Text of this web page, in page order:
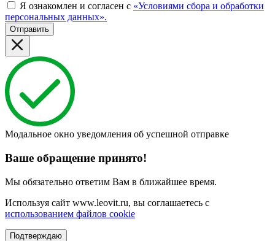
Я ознакомлен и согласен с «Условиями сбора и обработки
персональных данных».
Отправить
Модальное окно уведомления об успешной отправке
Ваше обращение принято!
Мы обязательно ответим Вам в ближайшее время.
Используя сайт www.leovit.ru, вы соглашаетесь с
использованием файлов cookie
Подтверждаю